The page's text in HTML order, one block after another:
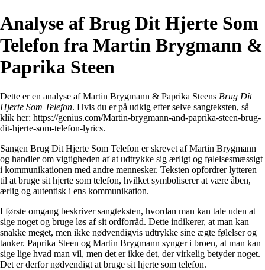
Analyse af Brug Dit Hjerte Som
Telefon fra Martin Brygmann &
Paprika Steen
Dette er en analyse af Martin Brygmann & Paprika Steens Brug Dit
Hjerte Som Telefon. Hvis du er på udkig efter selve sangteksten, så
klik her: https://genius.com/Martin-brygmann-and-paprika-steen-brug-
dit-hjerte-som-telefon-lyrics.
Sangen Brug Dit Hjerte Som Telefon er skrevet af Martin Brygmann
og handler om vigtigheden af at udtrykke sig ærligt og følelsesmæssigt
i kommunikationen med andre mennesker. Teksten opfordrer lytteren
til at bruge sit hjerte som telefon, hvilket symboliserer at være åben,
ærlig og autentisk i ens kommunikation.
I første omgang beskriver sangteksten, hvordan man kan tale uden at
sige noget og bruge løs af sit ordforråd. Dette indikerer, at man kan
snakke meget, men ikke nødvendigvis udtrykke sine ægte følelser og
tanker. Paprika Steen og Martin Brygmann synger i broen, at man kan
sige lige hvad man vil, men det er ikke det, der virkelig betyder noget.
Det er derfor nødvendigt at bruge sit hjerte som telefon.